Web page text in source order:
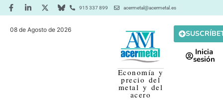
915 337 899 acermetal@acermetal.es
08 de Agosto de 2026
Economía y
precio del
metal y del
acero
Inicia
sesión